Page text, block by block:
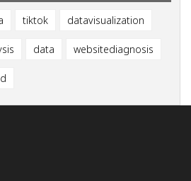
tiktok
datavisualization
data
websitediagnosis